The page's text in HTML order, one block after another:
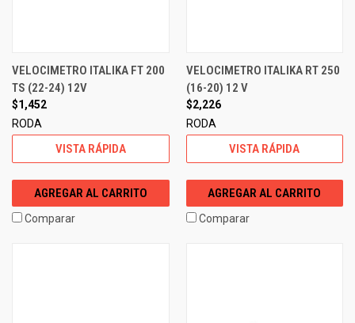
VELOCIMETRO ITALIKA FT 200
TS (22-24) 12V
$1,452
RODA
VISTA RÁPIDA
AGREGAR AL CARRITO
Comparar
VELOCIMETRO ITALIKA RT 250
(16-20) 12 V
$2,226
RODA
VISTA RÁPIDA
AGREGAR AL CARRITO
Comparar